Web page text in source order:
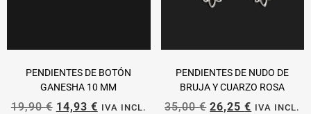
PENDIENTES DE BOTÓN
GANESHA 10 MM
19,90€ 14,93 € IVA INCL.
PENDIENTES DE NUDO DE
BRUJA Y CUARZO ROSA
35,00€ 26,25€ IVA INCL.